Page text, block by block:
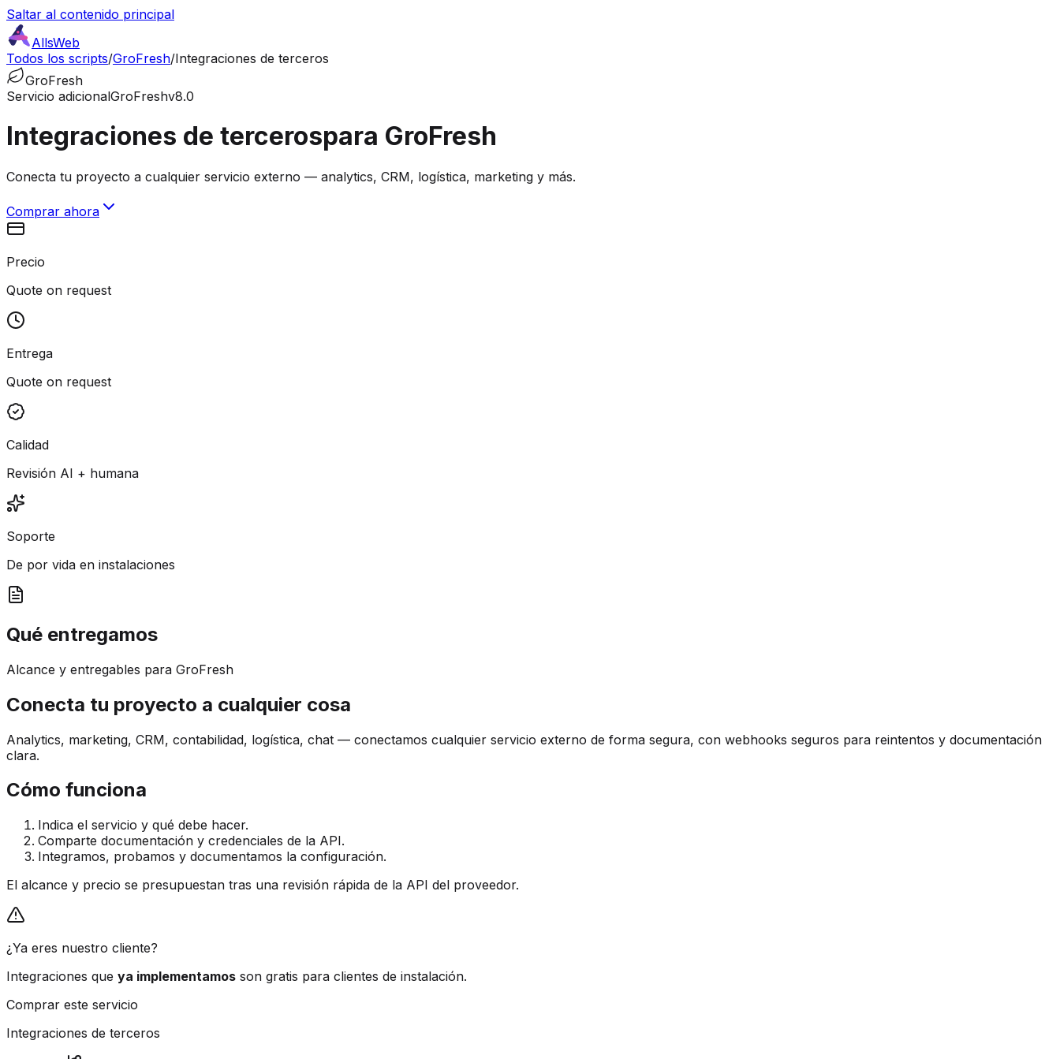
Saltar al contenido principal
AllsWeb
Todos los scripts/GroFresh/Integraciones de terceros
GroFresh
Servicio adicionalGroFreshv8.0
Integraciones de tercerospara GroFresh
Conecta tu proyecto a cualquier servicio externo — analytics, CRM, logística, marketing y más.
Comprar ahora
Precio
Quote on request
Entrega
Quote on request
Calidad
Revisión AI + humana
Soporte
De por vida en instalaciones
Qué entregamos
Alcance y entregables para GroFresh
Conecta tu proyecto a cualquier cosa
Analytics, marketing, CRM, contabilidad, logística, chat — conectamos cualquier servicio externo de forma segura, con webhooks seguros para reintentos y documentación
clara.
Cómo funciona
Indica el servicio y qué debe hacer.
Comparte documentación y credenciales de la API.
Integramos, probamos y documentamos la configuración.
El alcance y precio se presupuestan tras una revisión rápida de la API del proveedor.
¿Ya eres nuestro cliente?
Integraciones que ya implementamos son gratis para clientes de instalación.
Comprar este servicio
Integraciones de terceros